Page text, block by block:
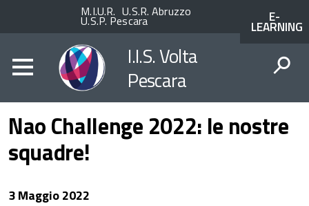
superiori
M.I.U.R. U.S.R. Abruzzo
U.S.P. Pescara AI
SERVIZI
SPID
E-
LEARNING
I.I.S. Volta
Pescara
Nao Challenge 2022: le nostre
squadre!
3 Maggio 2022